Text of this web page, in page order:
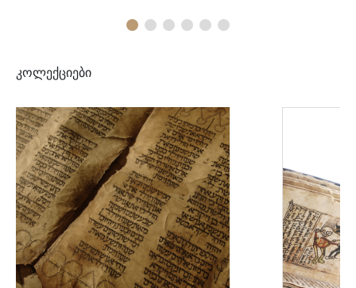
კოლექციები